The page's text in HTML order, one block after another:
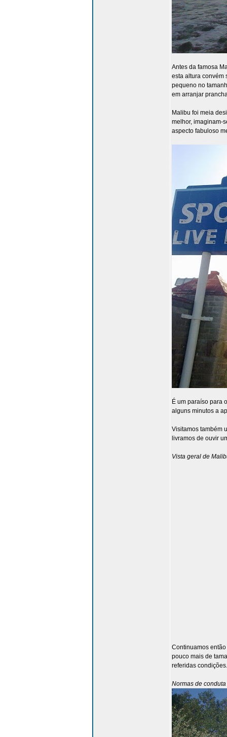
Antes da famosa
esta altura convém
pequeno no
em arranjar
Malibu foi meia
melhor, imaginam-
aspecto fabuloso
É um paraíso para
alguns minutos a
Visitamos também
livramos de ouvir
Vista geral de
Continuamos
pouco mais de
referidas
Normas de